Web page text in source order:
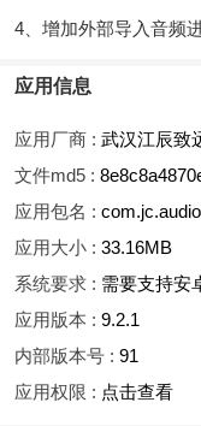
4、增加外部导入音频
应用信息
应用厂商 : 武汉江辰致
文件md5 :
应用包名 :
应用大小 : 33.16MB
系统要求 : 需要支持安
应用版本 : 9.2.1
内部版本号 : 91
应用权限 : 点击查看